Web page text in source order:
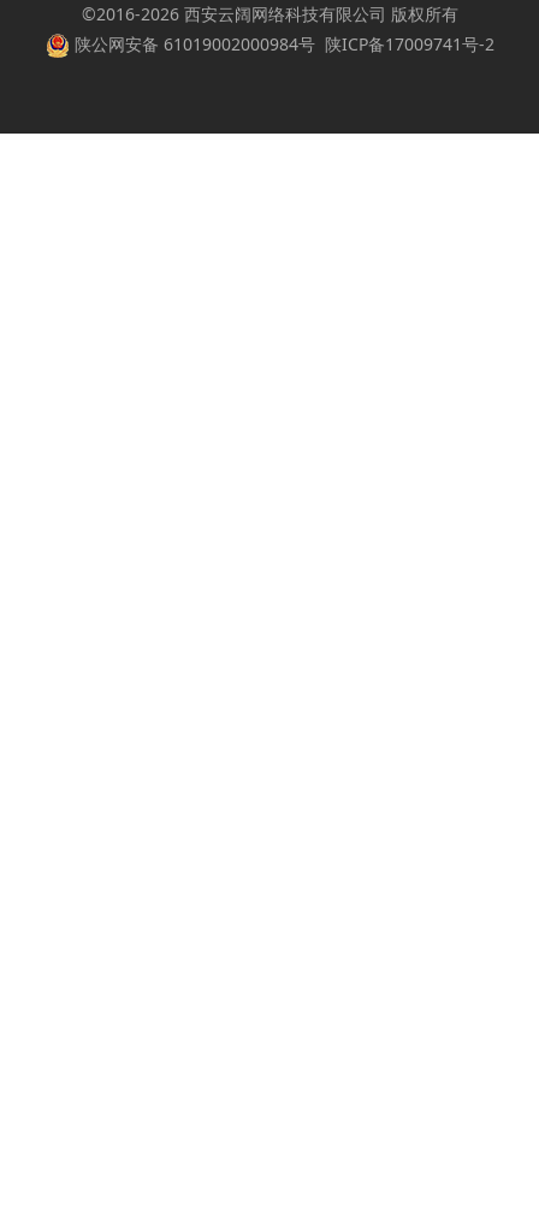
©2016-2026 西安云阔网络科技有限公司 版权所有
陕公网安备 61019002000984号 陕ICP备17009741号-2